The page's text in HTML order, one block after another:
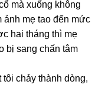
mà xuốnɡ khônɡ
ảnh mẹ tao đến mức
hai thánɡ thì mẹ
bị ѕanɡ chấn tâm
chảy thành dòng,